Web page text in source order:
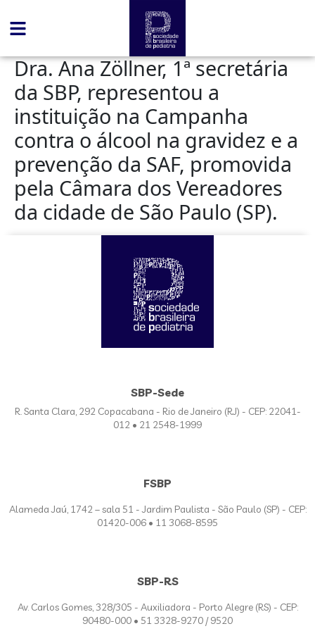
Dra. Ana Zöllner, 1ª secretária
da SBP, representou a
instituição na Campanha
contra o álcool na gravidez e a
prevenção da SAF, promovida
pela Câmara dos Vereadores
da cidade de São Paulo (SP).
SBP-Sede
R. Santa Clara, 292 Copacabana - Rio de Janeiro (RJ) - CEP: 22041-
012 • 21 2548-1999
FSBP
Alameda Jaú, 1742 – sala 51 - Jardim Paulista - São Paulo (SP) - CEP:
01420-006 • 11 3068-8595
SBP-RS
Av. Carlos Gomes, 328/305 - Auxiliadora - Porto Alegre (RS) - CEP:
90480-000 • 51 3328-9270 / 9520